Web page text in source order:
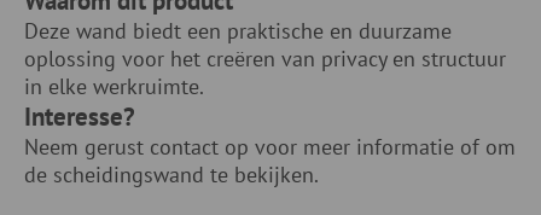
Deze wand biedt een praktische en duurzame
oplossing voor het creëren van privacy en structuur
in elke werkruimte.
Interesse?
Neem gerust contact op voor meer informatie of om
de scheidingswand te bekijken.